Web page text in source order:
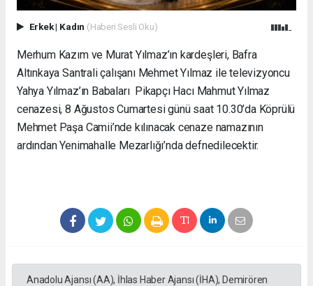
Erkek| Kadın (Haberi Sesli Oku)
Merhum Kazım ve Murat Yılmaz’ın kardeşleri, Bafra
Altınkaya Santrali çalışanı Mehmet Yılmaz ile televizyoncu
Yahya Yılmaz’ın Babaları Pikapçı Hacı Mahmut Yılmaz
cenazesi, 8 Ağustos Cumartesi günü saat 10.30’da Köprülü
Mehmet Paşa Camii’nde kılınacak cenaze namazının
ardından Yenimahalle Mezarlığı’nda defnedilecektir.
Anadolu Ajansı (AA), İhlas Haber Ajansı (İHA), Demirören